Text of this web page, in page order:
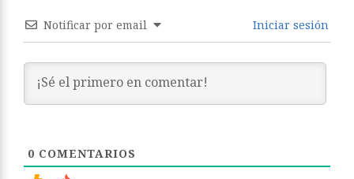
Notificar por email Iniciar sesión
0 COMENTARIOS